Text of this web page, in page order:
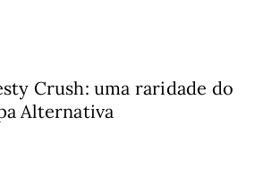
Crush: uma raridade do
Alternativa